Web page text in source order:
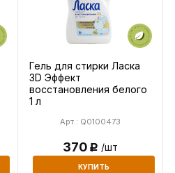
Гель для стирки Ласка
3D Эффект
восстановления белого
1 л
Арт.: Q0100473
370Р /шт
КУПИТЬ